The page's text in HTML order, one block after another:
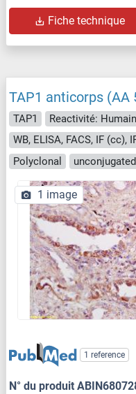
Fiche technique
TAP1 anticorps (AA
TAP1
Reactivité:
Polyclonal
unconjugated
1 image
1 reference
N° du produit